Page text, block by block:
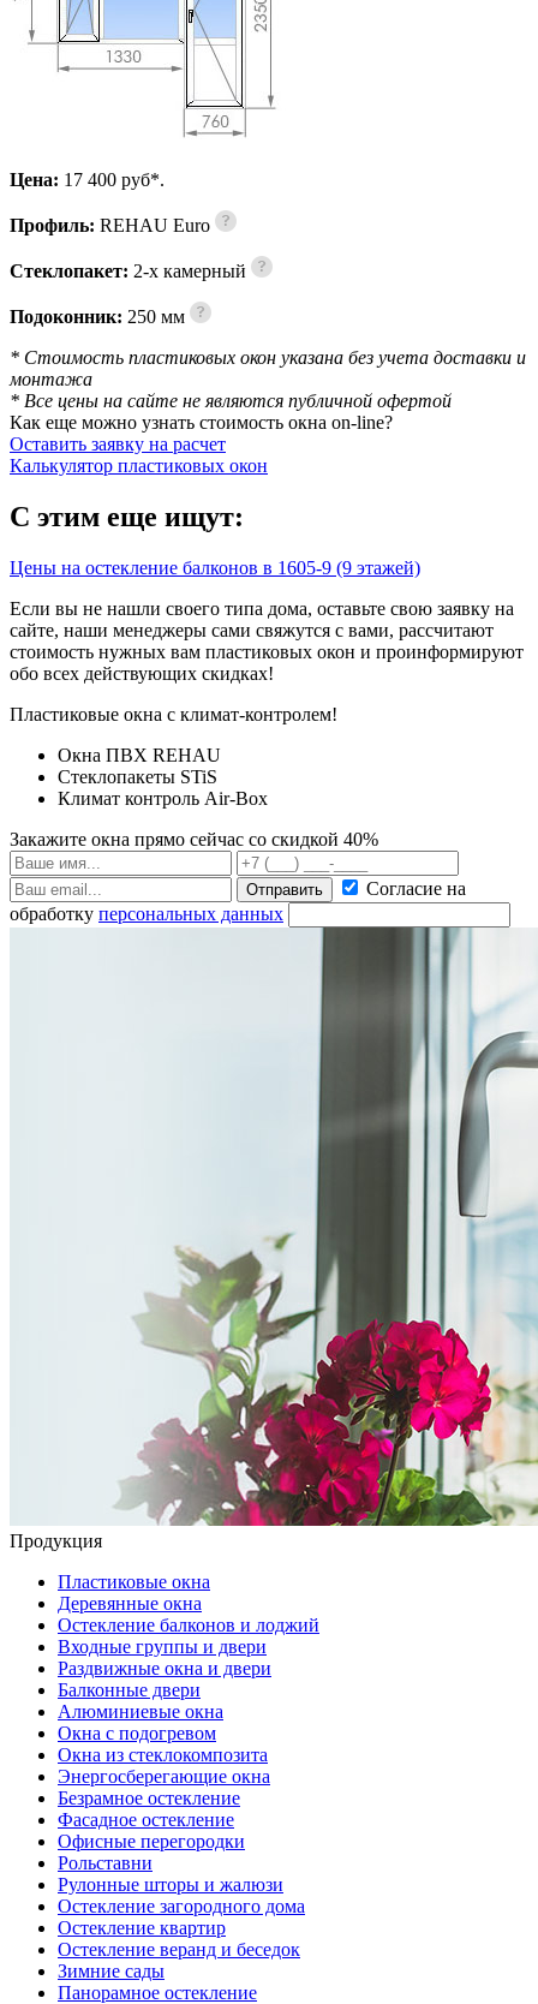
Цена: 17 400 pуб*.
Профиль: REHAU Euro
Стеклопакет: 2-х камерный
Подоконник: 250 мм
* Стоимость пластиковых окон указана без учета доставки и
монтажа
* Все цены на сайте не являются публичной офертой
Как еще можно узнать стоимость окна on-line?
Оставить заявку на расчет
Калькулятор пластиковых окон
С этим еще ищут:
Цены на остекление балконов в 1605-9 (9 этажей)
Если вы не нашли своего типа дома, оставьте свою заявку на
сайте, наши менеджеры сами свяжутся с вами, рассчитают
стоимость нужных вам пластиковых окон и проинформируют
обо всех действующих скидках!
Пластиковые окна с климат-контролем!
Окна ПВХ REHAU
Стеклопакеты STiS
Климат контроль Air-Box
Закажите окна прямо сейчас со скидкой 40%
Отправить
Согласие на
обработку персональных данных
Продукция
Пластиковые окна
Деревянные окна
Остекление балконов и лоджий
Входные группы и двери
Раздвижные окна и двери
Балконные двери
Алюминиевые окна
Окна с подогревом
Окна из стеклокомпозита
Энергосберегающие окна
Безрамное остекление
Фасадное остекление
Офисные перегородки
Рольставни
Рулонные шторы и жалюзи
Остекление загородного дома
Остекление квартир
Остекление веранд и беседок
Зимние сады
Панорамное остекление